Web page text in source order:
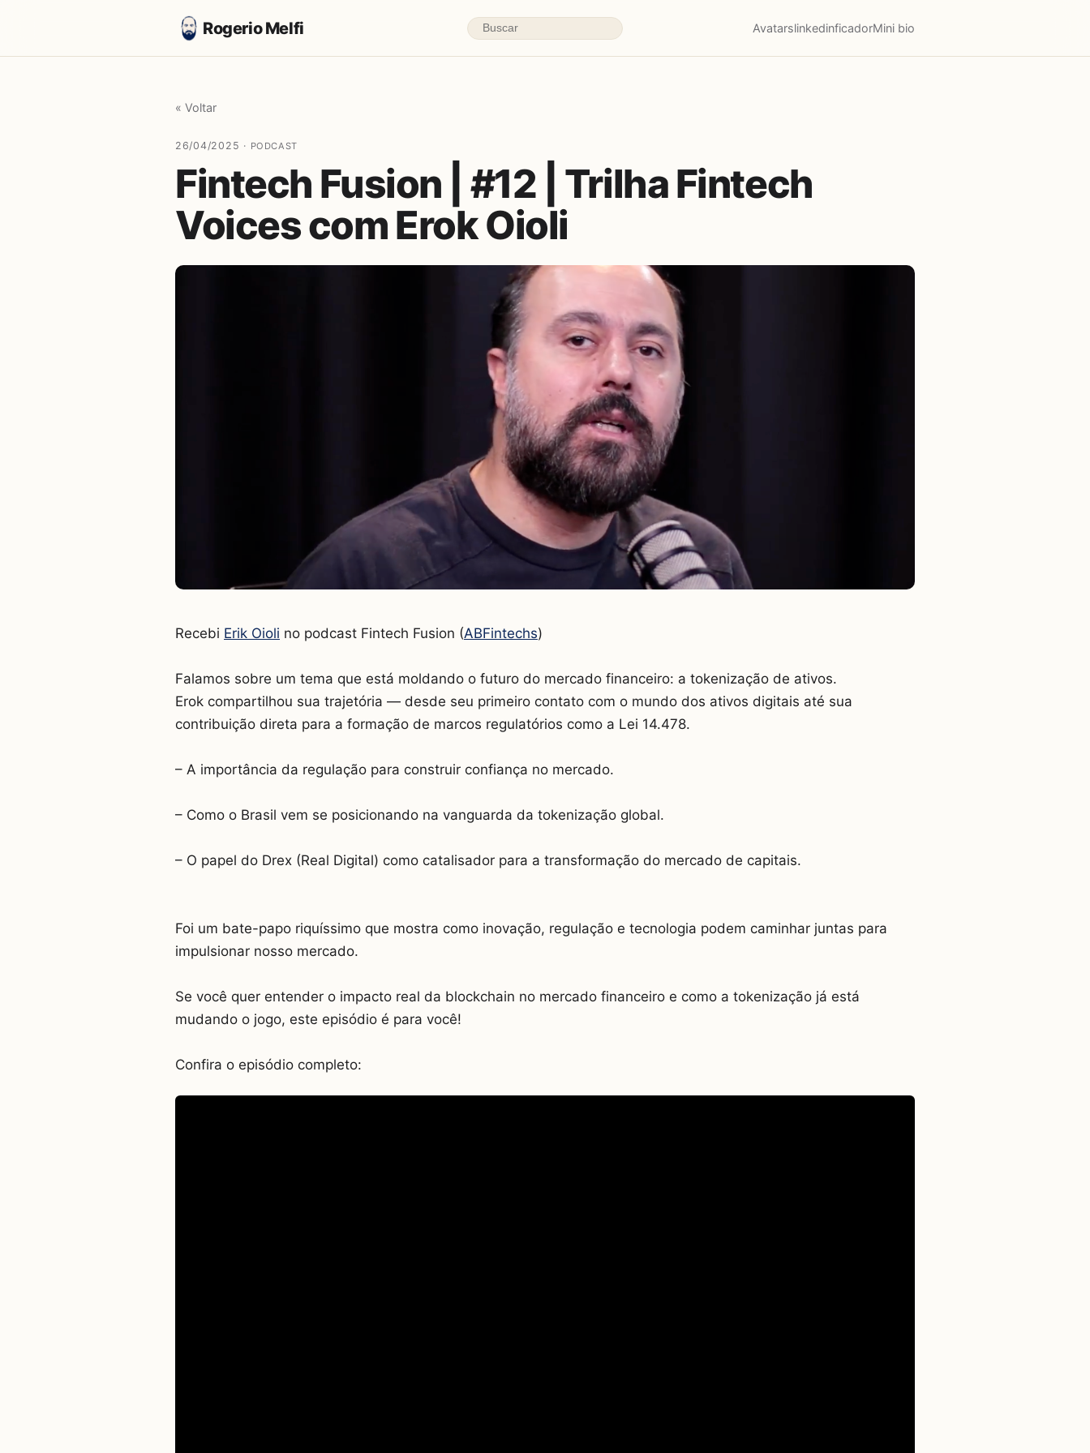
Rogerio Melfi AvatarslinkedinficadorMini bio
« Voltar
26/04/2025 · PODCAST
Fintech Fusion | #12 | Trilha Fintech
Voices com Erok Oioli
Recebi Erik Oioli no podcast Fintech Fusion (ABFintechs)
Falamos sobre um tema que está moldando o futuro do mercado financeiro: a tokenização de ativos.
Erok compartilhou sua trajetória — desde seu primeiro contato com o mundo dos ativos digitais até sua
contribuição direta para a formação de marcos regulatórios como a Lei 14.478.
– A importância da regulação para construir confiança no mercado.
– Como o Brasil vem se posicionando na vanguarda da tokenização global.
– O papel do Drex (Real Digital) como catalisador para a transformação do mercado de capitais.
Foi um bate-papo riquíssimo que mostra como inovação, regulação e tecnologia podem caminhar juntas para
impulsionar nosso mercado.
Se você quer entender o impacto real da blockchain no mercado financeiro e como a tokenização já está
mudando o jogo, este episódio é para você!
Confira o episódio completo: